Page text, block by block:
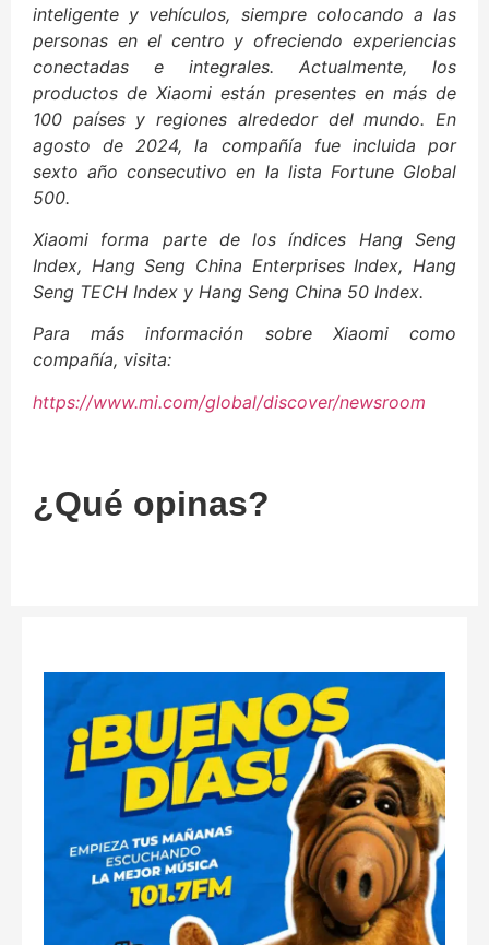
inteligente y vehículos, siempre colocando a las
personas en el centro y ofreciendo experiencias
conectadas e integrales. Actualmente, los
productos de Xiaomi están presentes en más de
100 países y regiones alrededor del mundo. En
agosto de 2024, la compañía fue incluida por
sexto año consecutivo en la lista Fortune Global
500.
Xiaomi forma parte de los índices Hang Seng
Index, Hang Seng China Enterprises Index, Hang
Seng TECH Index y Hang Seng China 50 Index.
Para más información sobre Xiaomi como
compañía, visita:
https://www.mi.com/global/discover/newsroom
¿Qué opinas?